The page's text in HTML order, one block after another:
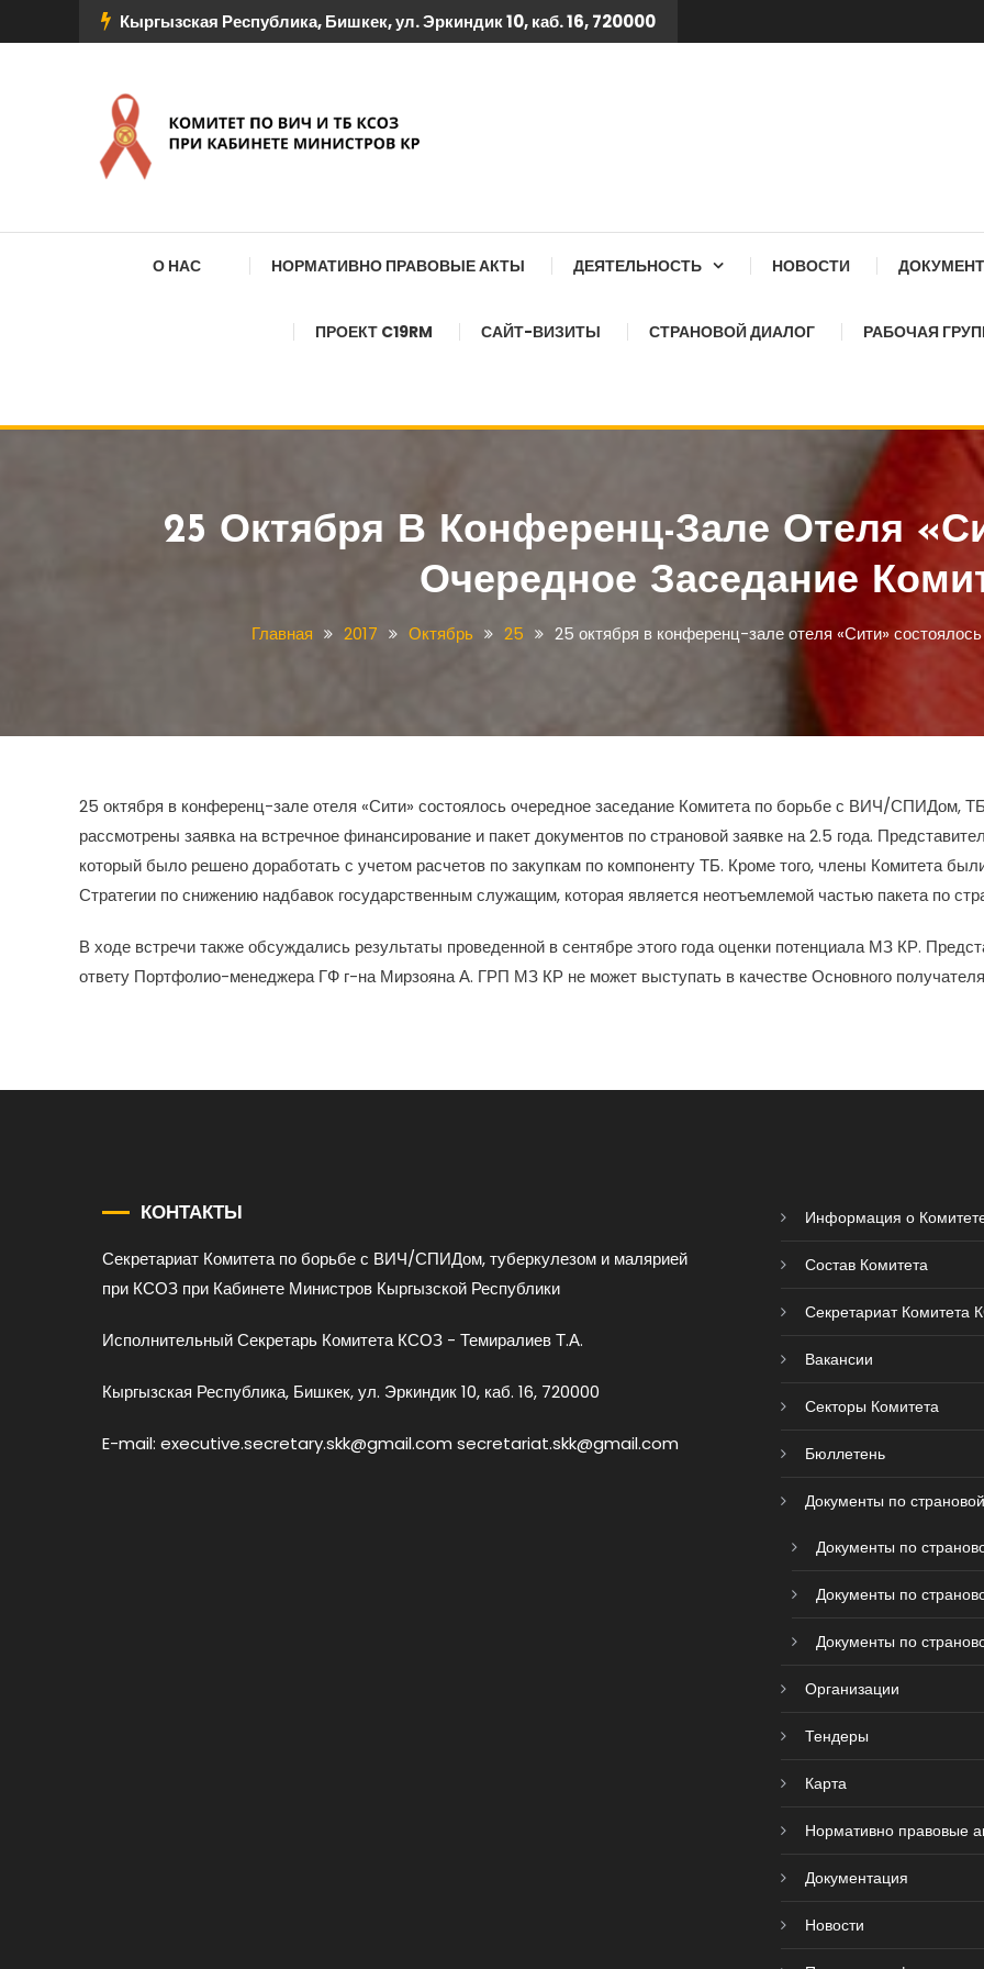
к
Кыргызская Республика, Бишкек, ул. Эркиндик 10, каб. 16, 720000
О НАС НОРМАТИВНО ПРАВОВЫЕ АКТЫ ДЕЯТЕЛЬНОСТЬ НОВОСТИ
ПРОЕКТ C19RM САЙТ-ВИЗИТЫ СТРАНОВОЙ ДИАЛОГ РАБОЧАЯ
25 Октября В Конференц-Зале Отеля
Очередное Заседание
Главная 2017 Октябрь 25 25 октября в конференц-зале отеля «Сити»
25 октября в конференц-зале отеля «Сити» состоялось очередное заседание Комитета по борьбе с ВИЧ/СПИДом,
рассмотрены заявка на встречное финансирование и пакет документов по страновой заявке на 2.5 года.
который было решено доработать с учетом расчетов по закупкам по компоненту ТБ. Кроме того, члены Комитета
Стратегии по снижению надбавок государственным служащим, которая является неотъемлемой частью пакета по
В ходе встречи также обсуждались результаты проведенной в сентябре этого года оценки потенциала МЗ КР.
ответу Портфолио-менеджера ГФ г-на Мирзояна А. ГРП МЗ КР не может выступать в качестве Основного получателя
КОНТАКТЫ
Секретариат Комитета по борьбе с ВИЧ/СПИДом, туберкулезом и малярией
при КСОЗ при Кабинете Министров Кыргызской Республики
Исполнительный Секретарь Комитета КСОЗ - Темиралиев Т.А.
Кыргызская Республика, Бишкек, ул. Эркиндик 10, каб. 16, 720000
E-mail: executive.secretary.skk@gmail.com secretariat.skk@gmail.com
Информация о
Состав Комитета
Секретариат Комитета
Вакансии
Секторы Комитета
Бюллетень
Документы по
Документы по
Документы по
Документы по
Организации
Тендеры
Карта
Нормативно правовые
Документация
Новости